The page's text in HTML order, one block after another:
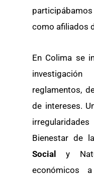
como afiliados
En Colima se
reglamentos,
de intereses.
Bienestar de
Social y
económicos